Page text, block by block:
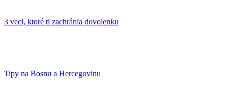
3 veci, ktoré ti zachránia dovolenku
Tipy na Bosnu a Hercegovinu